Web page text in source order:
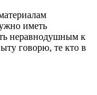
иметь
неравнодушным к
говорю, те кто в